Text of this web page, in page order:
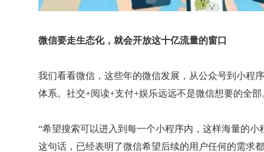
微信要走生态化，就会开放这十亿流量的窗口
我们看看微信，这些年的微信发展，从公众号到小程
体系。社交+阅读+支付+娱乐远远不是微信想要的全部
“希望搜索可以进入到每一个小程序内，这样海量的
这句话，已经表明了微信希望后续的用户任何的需求